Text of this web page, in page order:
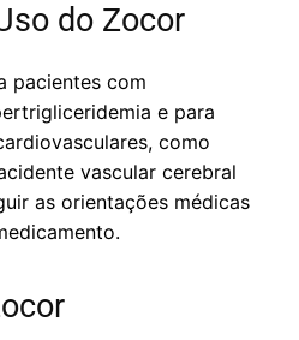
do Zocor
pacientes com
e para
como
vascular cerebral
as orientações médicas